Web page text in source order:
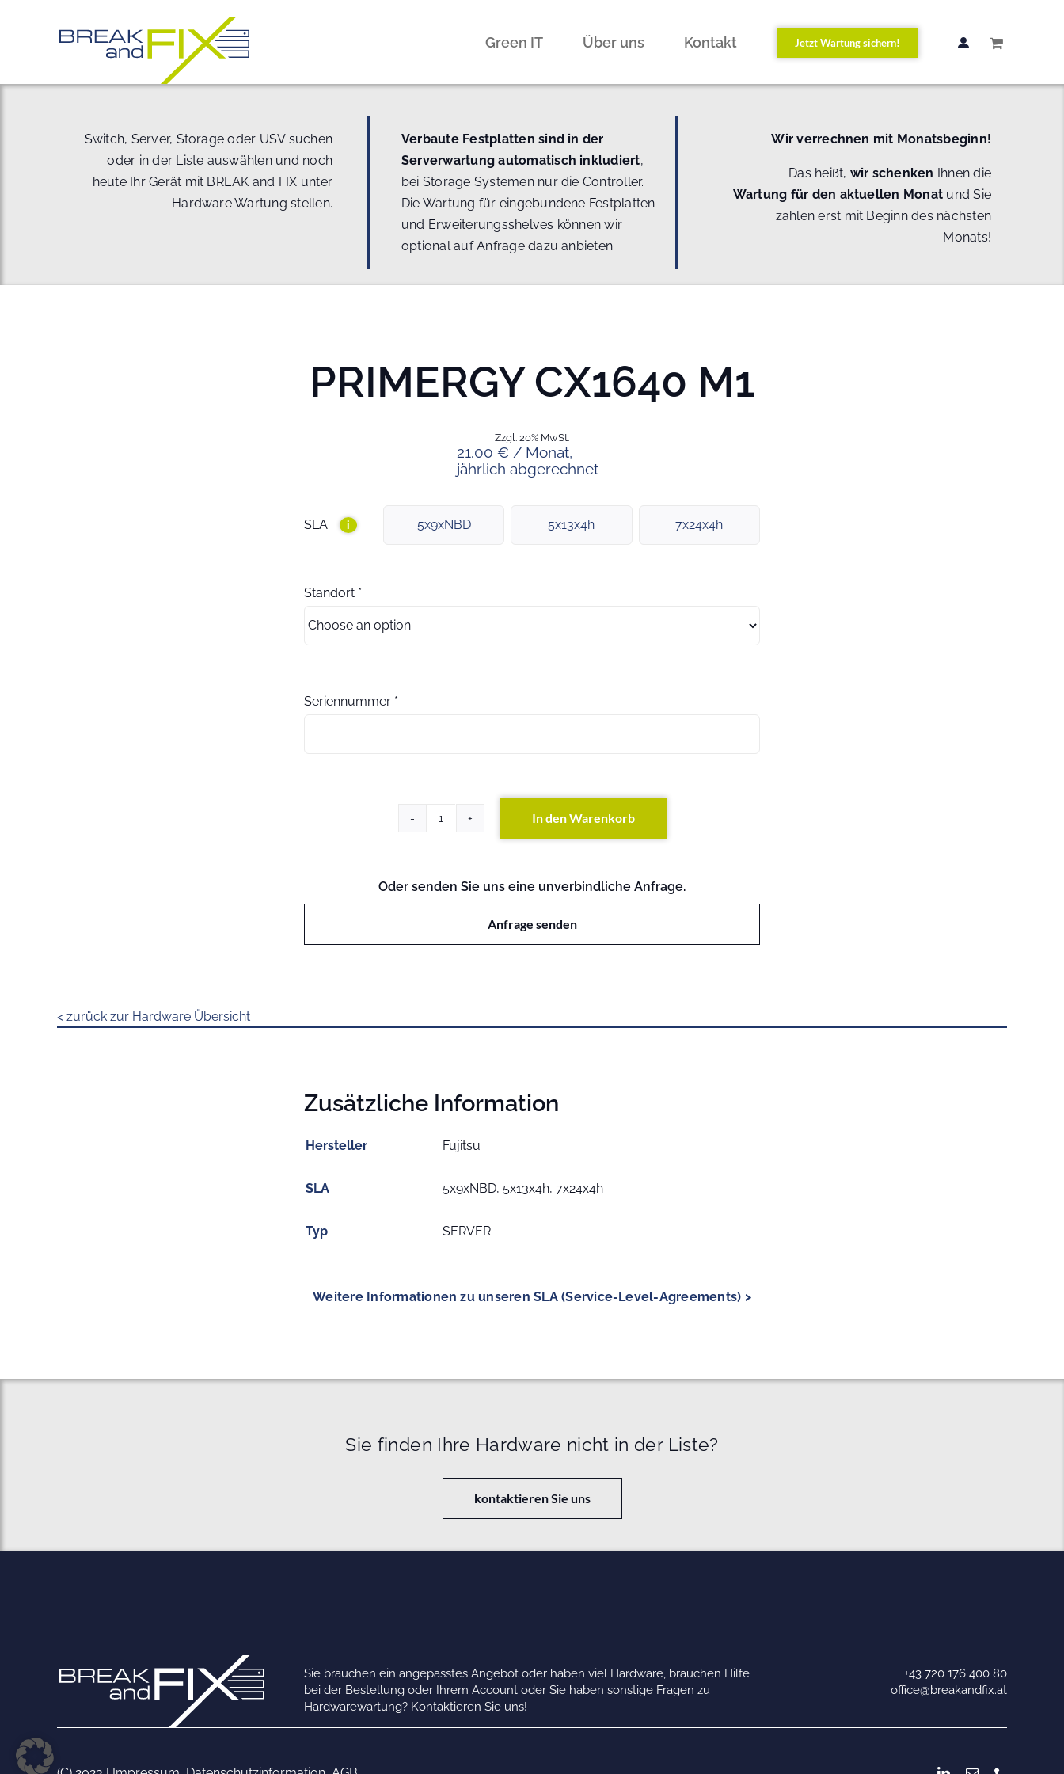
Green IT Über uns Kontakt Jetzt Wartung sichern!
Switch, Server, Storage oder USV suchen
oder in der Liste auswählen und noch
heute Ihr Gerät mit BREAK and FIX unter
Hardware Wartung stellen.
Verbaute Festplatten sind in der
Serverwartung automatisch inkludiert,
bei Storage Systemen nur die Controller.
Die Wartung für eingebundene Festplatten
und Erweiterungsshelves können wir
optional auf Anfrage dazu anbieten.
Wir verrechnen mit Monatsbeginn!
Das heißt, wir schenken Ihnen die
Wartung für den aktuellen Monat und Sie
zahlen erst mit Beginn des nächsten
Monats!
PRIMERGY CX1640 M1
21.00 € / Monat,
jährlich abgerechnet
Zzgl. 20% MwSt.
SLA i 5x9xNBD 5x13x4h 7x24x4h
Standort *
Seriennummer *
PRIMERGY
In den Warenkorb
Oder senden Sie uns eine unverbindliche Anfrage.
Anfrage senden
< zurück zur Hardware Übersicht
Zusätzliche Information
Hersteller Fujitsu
SLA 5x9xNBD, 5x13x4h, 7x24x4h
Typ SERVER
Weitere Informationen zu unseren SLA (Service-Level-Agreements) >
Sie finden Ihre Hardware nicht in der Liste?
kontaktieren Sie uns
Sie brauchen ein angepasstes Angebot oder haben viel Hardware, brauchen Hilfe
bei der Bestellung oder Ihrem Account oder Sie haben sonstige Fragen zu
Hardwarewartung? Kontaktieren Sie uns!
+43 720 176 400 80
office@breakandfix.at